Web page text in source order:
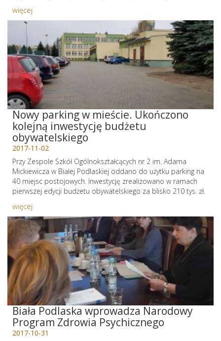
więcej
Nowy parking w mieście. Ukończono
kolejną inwestycję budżetu
obywatelskiego
2017-11-02
Przy Zespole Szkół Ogólnokształcących nr 2 im. Adama
Mickiewicza w Białej Podlaskiej oddano do użytku parking na
40 miejsc postojowych. Inwestycję zrealizowano w ramach
pierwszej edycji budżetu obywatelskiego za blisko 210 tys. zł.
więcej
Biała Podlaska wprowadza Narodowy
Program Zdrowia Psychicznego
2017-10-31